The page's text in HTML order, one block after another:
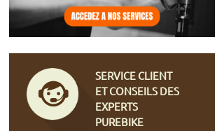
SERVICE CLIENT
ET CONSEILS DES
EXPERTS
PUREBIKE